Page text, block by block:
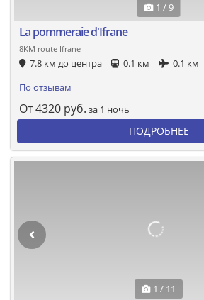
1 / 9
La pommeraie d'Ifrane
8KM route Ifrane
7.8 км до центра 0.1 км
0.1 км
По отзывам
От4320 руб. за 1 ночь
ПОДРОБНЕЕ
1 / 11